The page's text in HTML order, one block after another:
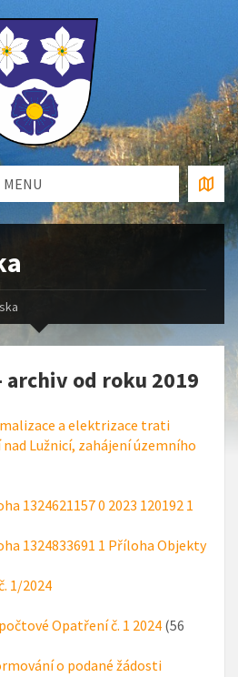
MENU
archiv od roku 2019
a elektrizace trati
nad Lužnicí, zahájení územního
1324621157 0 2023 120192 1
1324833691 1 Příloha Objekty
1/2024
Opatření č. 1 2024 (56
o podané žádosti